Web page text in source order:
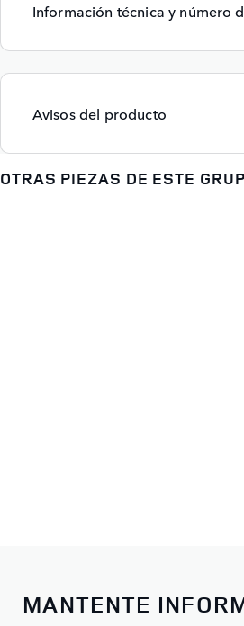
Información técnica y número
Avisos del producto
OTRAS PIEZAS DE ESTE
MANTENTE